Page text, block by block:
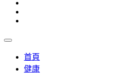
首頁
健康